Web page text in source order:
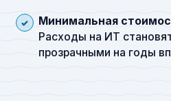
Минимальная
Расходы на ИТ
прозрачными на годы